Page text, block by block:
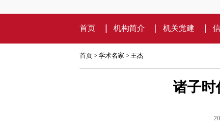
首页 机构简介 机关党建
首页> 学术名家 > 王杰
诸子时